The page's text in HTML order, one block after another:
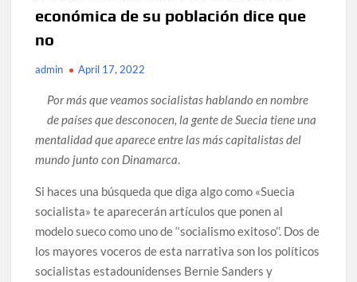
económica de su población dice que
no
admin April 17, 2022
Por más que veamos socialistas hablando en nombre
de países que desconocen, la gente de Suecia tiene una
mentalidad que aparece entre las más capitalistas del
mundo junto con Dinamarca
Si haces una búsqueda que diga algo como «Suecia
socialista» te aparecerán artículos que ponen al
modelo sueco como uno de ‘‘socialismo exitoso’’. Dos de
los mayores voceros de esta narrativa son los políticos
socialistas estadounidenses Bernie Sanders y